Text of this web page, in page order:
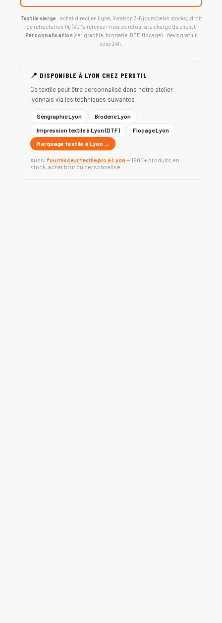
Textile vierge : achat direct en ligne, livraison 3-5 jours(selon stocks), droit
de rétractation 14j (30 % retenus + frais de retour à la charge du client).
Personnalisation (sérigraphie, broderie, DTF, flocage) : devis gratuit
sous 24h.
📍 DISPONIBLE À LYON CHEZ PERSTIL
Ce textile peut être personnalisé dans notre atelier
lyonnais via les techniques suivantes :
Sérigraphie Lyon
Broderie Lyon
Impression textile à Lyon (DTF)
Flocage Lyon
Marquage textile à Lyon →
Aussi fournisseur textile pro à Lyon— 1900+ produits en
stock, achat brut ou personnalisé.